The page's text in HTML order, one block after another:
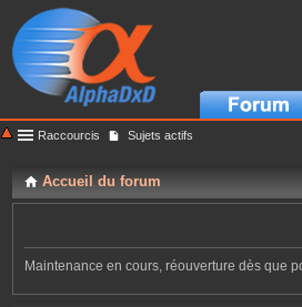
Raccourcis Sujets actifs
Accueil du forum
Maintenance en cours, réouverture dès que